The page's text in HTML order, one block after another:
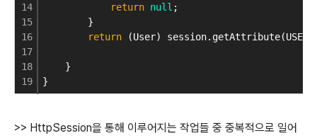
14
15
16
17
18
19
return null ;
}
return (User)
}
}
>> HttpSession을 통해 이루어지는 작업들 중 중복적으로 일어